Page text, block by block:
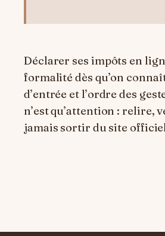
Déclarer ses impôts en
formalité dès qu’on
d’entrée et l’ordre des
n’est qu’attention : relire,
jamais sortir du site